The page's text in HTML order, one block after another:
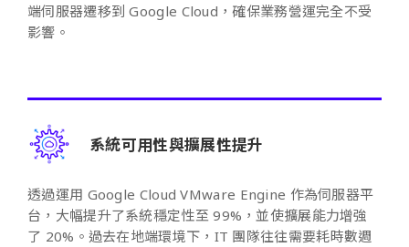
端伺服器遷移到 Google Cloud，確保業務營運完全不受
影響。
系統可用性與擴展性提升
透過運用 Google Cloud VMware Engine 作為伺服器平
台，大幅提升了系統穩定性至 99%，並使擴展能力增強
了 20%。過去在地端環境下，IT 團隊往往需要耗時數週